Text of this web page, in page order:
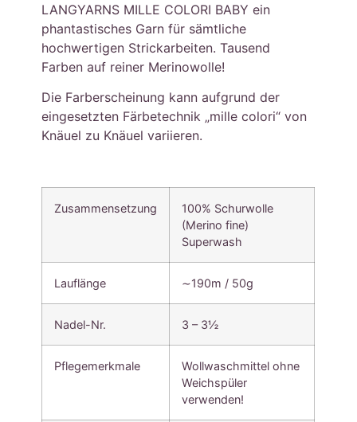
LANGYARNS MILLE COLORI BABY ein
phantastisches Garn für sämtliche
hochwertigen Strickarbeiten. Tausend
Farben auf reiner Merinowolle!
Die Farberscheinung kann aufgrund der
eingesetzten Färbetechnik „mille colori“ von
Knäuel zu Knäuel variieren.
Zusammensetzung
100% Schurwolle
(Merino fine)
Superwash
Lauflänge ∼190m / 50g
Nadel-Nr. 3 – 3½
Pflegemerkmale
Wollwaschmittel ohne
Weichspüler
verwenden!